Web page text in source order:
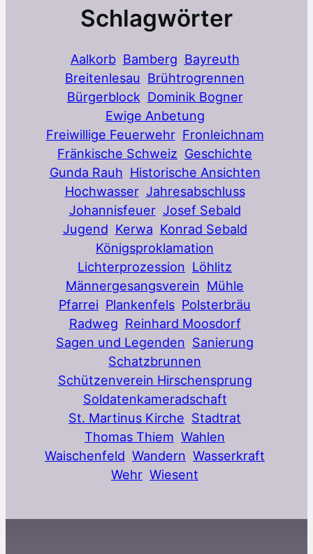
Schlagwörter
Aalkorb Bamberg Bayreuth
Breitenlesau Brühtrogrennen
Bürgerblock Dominik Bogner
Ewige Anbetung
Freiwillige Feuerwehr Fronleichnam
Fränkische Schweiz Geschichte
Gunda Rauh Historische Ansichten
Hochwasser Jahresabschluss
Johannisfeuer Josef Sebald
Jugend Kerwa Konrad Sebald
Königsproklamation
Lichterprozession Löhlitz
Männergesangsverein Mühle
Pfarrei Plankenfels Polsterbräu
Radweg Reinhard Moosdorf
Sagen und Legenden Sanierung
Schatzbrunnen
Schützenverein Hirschensprung
Soldatenkameradschaft
St. Martinus Kirche Stadtrat
Thomas Thiem Wahlen
Waischenfeld Wandern Wasserkraft
Wehr Wiesent